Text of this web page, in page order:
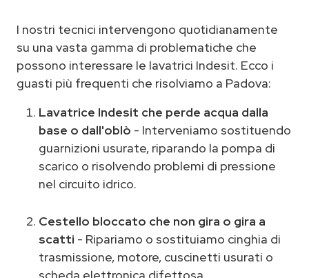
I nostri tecnici intervengono quotidianamente
su una vasta gamma di problematiche che
possono interessare le lavatrici Indesit. Ecco i
guasti più frequenti che risolviamo a Padova:
Lavatrice Indesit che perde acqua dalla
base o dall'oblò - Interveniamo sostituendo
guarnizioni usurate, riparando la pompa di
scarico o risolvendo problemi di pressione
nel circuito idrico.
Cestello bloccato che non gira o gira a
scatti - Ripariamo o sostituiamo cinghia di
trasmissione, motore, cuscinetti usurati o
scheda elettronica difettosa.